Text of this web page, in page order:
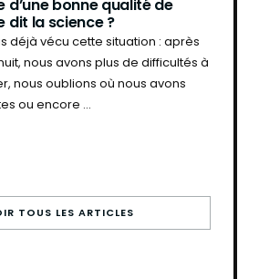
d’une bonne qualité de
dit la science ?
déjà vécu cette situation : après
nous avons plus de difficultés à
nous oublions où nous avons
ou encore ...
TOUS LES ARTICLES